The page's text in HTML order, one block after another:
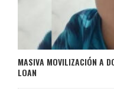
MASIVA MOVILIZACIÓN A
LOAN